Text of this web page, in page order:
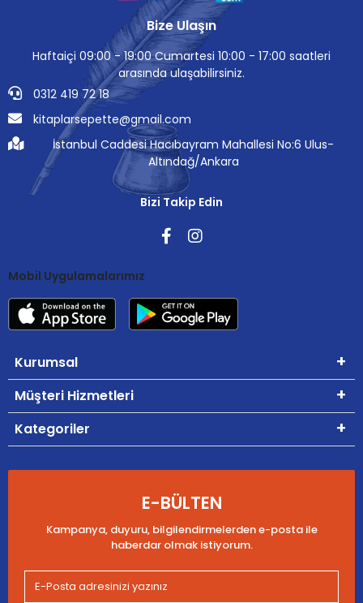
Bize Ulaşın
Haftaiçi 09:00 - 19:00 Cumartesi 10:00 - 17:00 saatleri
arasında ulaşabilirsiniz.
0312 419 72 18
kitaplarsepette@gmail.com
İstanbul Caddesi Hacıbayram Mahallesi No:6 Ulus-
Altındağ/Ankara
Bizi Takip Edin
Mobil Uygulamalarımız
Kurumsal
Müşteri Hizmetleri
Kategoriler
E-BÜLTEN
Kampanya, duyuru, bilgilendirmelerden e-posta ile
haberdar olmak istiyorum.